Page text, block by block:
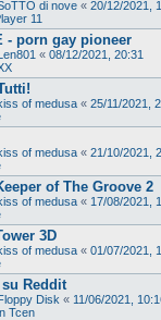
di nove « 20/12/2021,
11
- porn gay pioneer
« 08/12/2021, 20:31
of medusa « 25/11/2021,
of medusa « 21/10/2021,
of The Groove 2
of medusa « 17/08/2021,
3D
of medusa « 01/07/2021,
Reddit
Disk « 11/06/2021,
Tcen